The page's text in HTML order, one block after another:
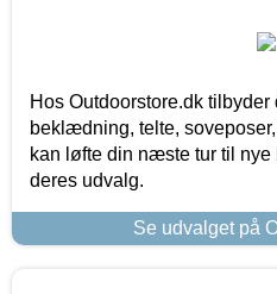
Hos Outdoorstore.dk tilbyder
beklædning, telte,
kan løfte din næste tur til nye
deres udvalg.
Se udvalget på